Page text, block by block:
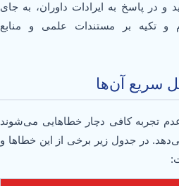
و در پاسخ به ایرادات داوران، به جای
و تکیه بر مستندات علمی و منابع
سریع آن‌ها
تجربه کافی دچار خطاهایی می‌شوند
در جدول زیر برخی از این خطاها و